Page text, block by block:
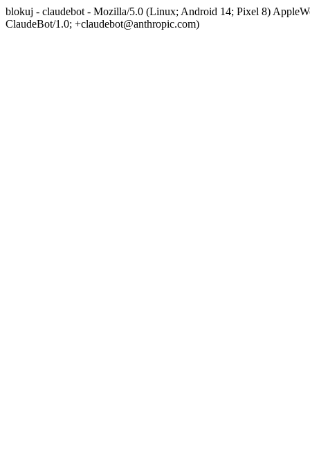
blokuj - claudebot - Mozilla/5.0 (Linux; Android 14; Pixel 8)
ClaudeBot/1.0; +claudebot@anthropic.com)